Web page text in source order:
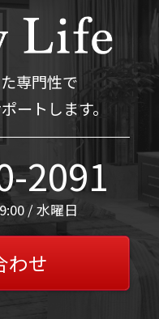
専門性で
ートします。
2091
/ 水曜日
わせ